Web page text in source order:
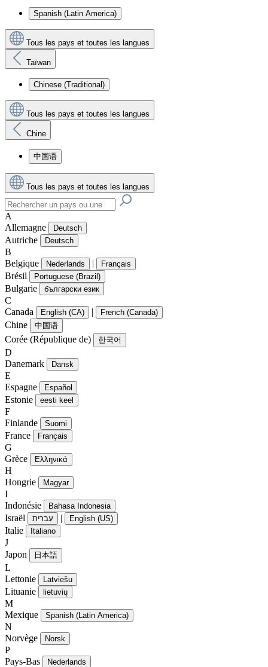
Spanish (Latin America)
Tous les pays et toutes les langues
Taïwan
Chinese (Traditional)
Tous les pays et toutes les langues
Chine
中国语
Tous les pays et toutes les langues
A
Allemagne
Deutsch
Autriche Deutsch
B
Belgique
Nederlands | Français
Brésil Portuguese (Brazil)
Bulgarie български език
C
Canada
English (CA) | French (Canada)
Chine 中国语
Corée (République de) 한국어
D
Danemark
Dansk
E
Espagne
Español
Estonie eesti keel
F
Finlande
Suomi
France Français
G
Grèce
Ελληνικά
H
Hongrie
Magyar
I
Indonésie
Bahasa Indonesia
Israël עִברִית | English (US)
Italie Italiano
J
Japon
日本語
L
Lettonie
Latviešu
Lituanie lietuvių
M
Mexique
Spanish (Latin America)
N
Norvège
Norsk
P
Pays-Bas
Nederlands